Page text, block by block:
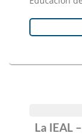
La IEAL